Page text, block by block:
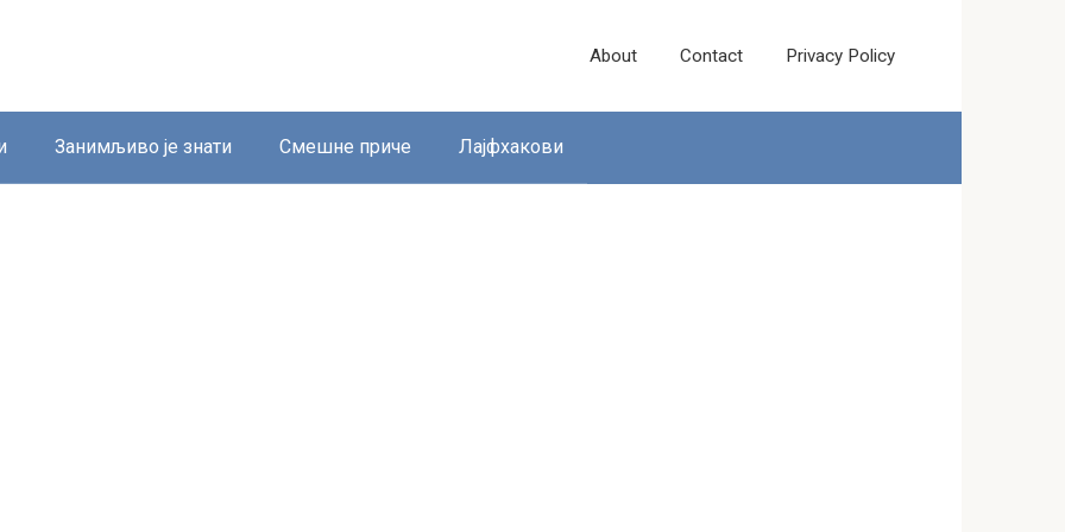
About Contact Privacy Policy
Занимљиво је знати Смешне приче Лајфхакови